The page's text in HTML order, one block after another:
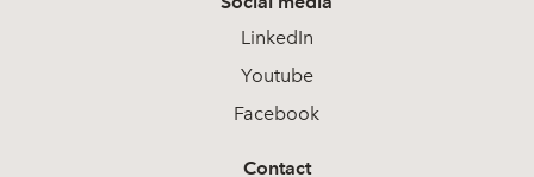
LinkedIn
Youtube
Facebook
Contact